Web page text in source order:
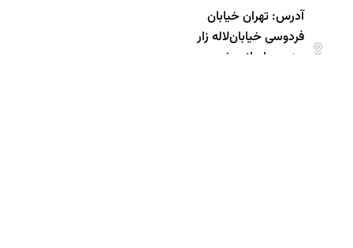
آدرس: تهران خیابان‌
فردوسی خیابان‌لاله‌ زار
جنوبی پاساژ‌ بوشهری